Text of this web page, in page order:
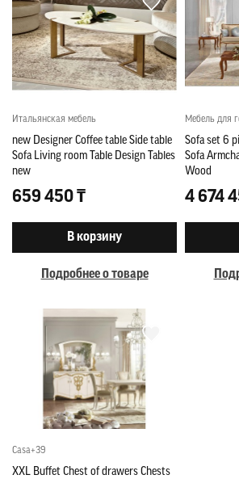
Итальянская мебель
new Designer Coffee table Side table
Sofa Living room Table Design Tables
new
659 450 ₸
В корзину
Подробнее о товаре
Мебель для
Sofa set 6
Sofa
Wood
4 674
Casa+39
XXL Buffet Chest of drawers Chests